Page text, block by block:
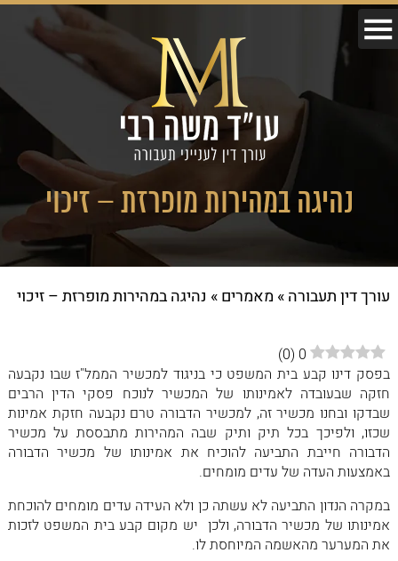
נהיגה במהירות מופרזת – זיכוי
עורך דין תעבורה» מאמרים» נהיגה במהירות מופרזת – זיכוי
0
(
0
)
בפסק דינו קבע בית המשפט כי בניגוד למכשיר הממל"ז שבו נקבעה
חזקה שבעובדה לאמינותו של המכשיר לנוכח פסקי הדין הרבים
שבדקו ובחנו מכשיר זה, למכשיר הדבורה טרם נקבעה חזקת אמינות
שכזו, ולפיכך בכל תיק ותיק שבה המהירות מתבססת על מכשיר
הדבורה חייבת התביעה להוכיח את אמינותו של מכשיר הדבורה
באמצעות העדה של עדים מומחים.
במקרה הנדון התביעה לא עשתה כן ולא העידה עדים מומחים להוכחת
אמינותו של מכשיר הדבורה, ולכן יש מקום קבע בית המשפט לזכות
את המערער מהאשמה המיוחסת לו.